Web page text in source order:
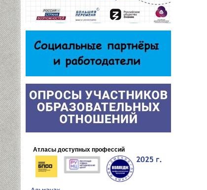
Атласы доступных профессий